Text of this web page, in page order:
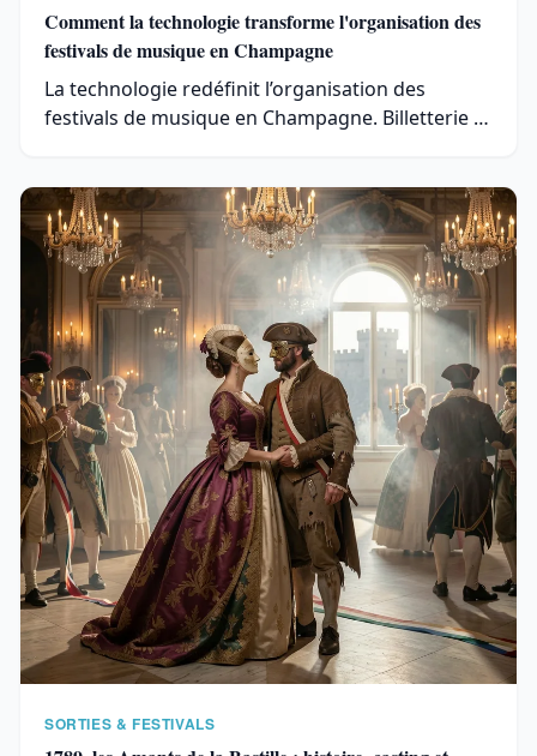
Comment la technologie transforme l'organisation des
festivals de musique en Champagne
La technologie redéfinit l’organisation des
festivals de musique en Champagne. Billetterie …
SORTIES & FESTIVALS